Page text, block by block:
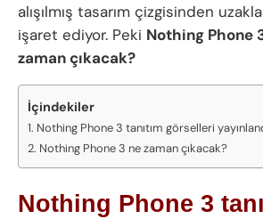
alışılmış tasarım çizgisinden
işaret ediyor. Peki Nothing Phone
zaman çıkacak?
İçindekiler
Nothing Phone 3 tanıtım görselleri
Nothing Phone 3 ne zaman çıkacak?
Nothing Phone 3